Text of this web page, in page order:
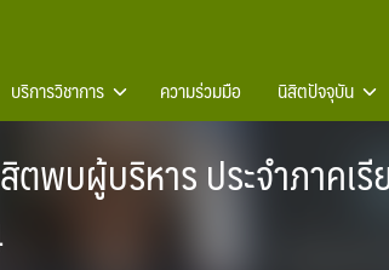
บริการวิชาการ ความร่วมมือ นิสิตปัจจุบัน
พบผู้บริหาร ประจำภาคเ